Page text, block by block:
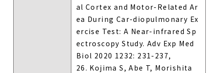
al Cortex and Motor-Related Ar
ea During Car-diopulmonary Ex
ercise Test: A Near-infrared Sp
ectroscopy Study. Adv Exp Med
Biol 2020 1232: 231-237,
26. Kojima S, Abe T, Morishita